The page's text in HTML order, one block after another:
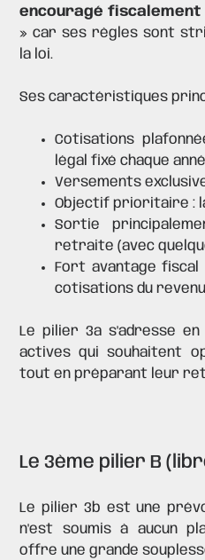
encouragé fiscalement
» car ses règles sont
la loi.
Ses caractéristiques
Cotisations
légal fixé chaque
Versements
Objectif prioritaire :
Sortie
retraite (avec
Fort avantage fiscal
cotisations du
Le pilier 3a s'adresse
actives qui souhaitent
tout en préparant leur
Le 3ème pilier B
Le pilier 3b est une
n'est soumis à aucun
offre une grande